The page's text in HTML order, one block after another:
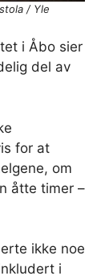
/ Yle
i Åbo sier
del av
for at
om
åtte timer –
ikke noe
i